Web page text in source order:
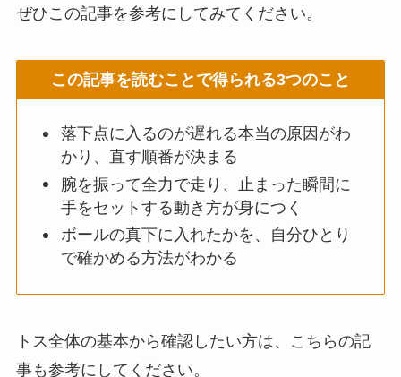
ぜひこの記事を参考にしてみてください。
この記事を読むことで得られる3つのこと
落下点に入るのが遅れる本当の原因がわ
かり、直す順番が決まる
腕を振って全力で走り、止まった瞬間に
手をセットする動き方が身につく
ボールの真下に入れたかを、自分ひとり
で確かめる方法がわかる
トス全体の基本から確認したい方は、こちらの記
事も参考にしてください。